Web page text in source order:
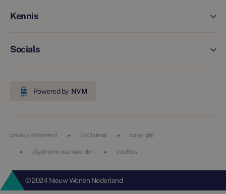
Kennis
Socials
Powered by NVM
privacy statement disclaimer copyright
algemene voorwaarden cookies
© 2024 Nieuw Wonen Nederland